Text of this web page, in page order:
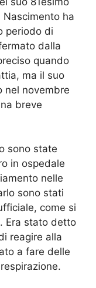
Nascimento ha
periodo di
dalla
quando
ma il suo
nel novembre
breve
sono state
in ospedale
nelle
sono stati
come si
. Era stato detto
reagire alla
a fare delle